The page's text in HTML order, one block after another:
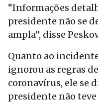
“Informações
presidente não se
ampla”, disse
Quanto ao
ignorou as regras
coronavírus, ele se
presidente não